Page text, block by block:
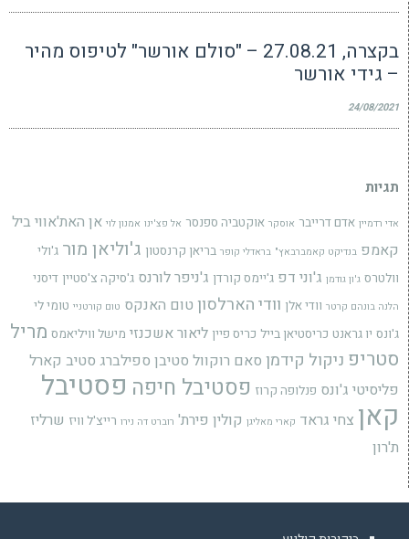
בקצרה, 27.08.21 – "סולם אורשר" לטיפוס מהיר
– גידי אורשר
24/08/2021
תגיות
אדי רדמיין אדם דרייבר אוסקר אוקטביה ספנסר אל פצ'ינו אמנון לוי אן האת'אוויביל
קאמפ בנדיקט קאמברבאץ" בראדלי קופר בריאן קרנסטון ג'וליאן מור ג'ולי
וולטרס ג'ון גודמן ג'וני דפ ג'יימס קורדן ג'ניפר לורנס ג'סיקה צ'סטיין דיסני
הלנה בונהם קרטר וודי אלן וודי הארלסון טום האנקס טום קורטניי טומי לי
ג'ונס יו גראנט כריסטיאן בייל כריס פיין ליאור אשכנזי מישל וויליאמס מריל
סטריפ ניקול קידמן סאם רוקוול סטיבן ספילברג סטיב קארל
פליסיטי ג'ונס פנלופה קרוז פסטיבל חיפה פסטיבל
קאן צחי גראד קארי מאליגן קולין פירת' רוברט דה נירו רייצ'ל וויז שרליז
ת'רון